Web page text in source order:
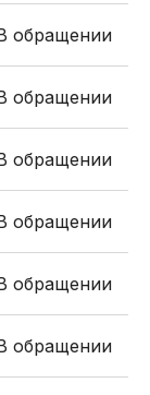
обращении
обращении
обращении
обращении
обращении
обращении